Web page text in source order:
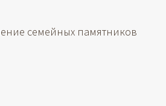
семейных памятников